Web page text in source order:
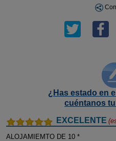
¿Has estado en
cuéntanos
EXCELENTE
ALOJAMIEMTO DE 10 *